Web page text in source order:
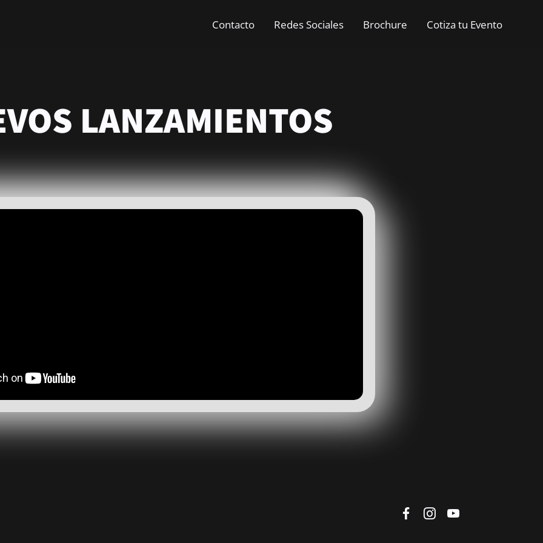
Contacto Redes Sociales Brochure Cotiza tu Evento
LANZAMIENTOS